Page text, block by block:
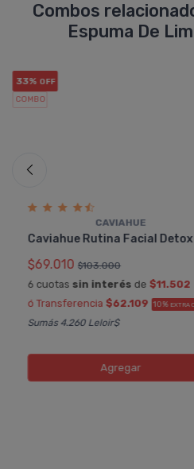
Combos
Espuma De
33% OFF
COMBO
CAVIAHUE
Caviahue Rutina Facial Detox
$69.010 $103.000
6 cuotas sin interés de $11.502
ó Transferencia $62.109 10% EXTRA
Sumás 4.260 Leloir$
Agregar